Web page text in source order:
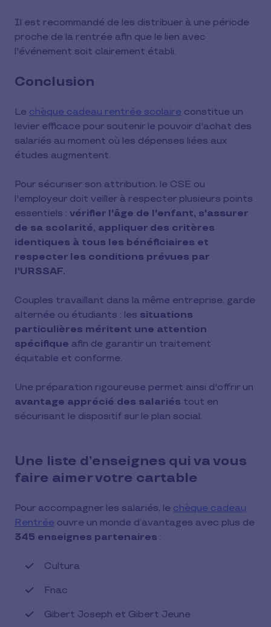
Il est recommandé de les distribuer à une période
proche de la rentrée afin que le lien avec
l'événement soit clairement établi.
Conclusion
Le chèque cadeau rentrée scolaire constitue un
levier efficace pour soutenir le pouvoir d'achat des
salariés au moment où les dépenses liées aux
études augmentent.
Pour sécuriser son attribution, le CSE ou
l'employeur doit veiller à respecter plusieurs points
essentiels : vérifier l'âge de l'enfant, s'assurer
de sa scolarité, appliquer des critères
identiques à tous les bénéficiaires et
respecter les conditions prévues par
l'URSSAF.
Couples travaillant dans la même entreprise, garde
alternée ou étudiants : les situations
particulières méritent une attention
spécifique afin de garantir un traitement
équitable et conforme.
Une préparation rigoureuse permet ainsi d'offrir un
avantage apprécié des salariés tout en
sécurisant le dispositif sur le plan social.
Une liste d’enseignes qui va vous
faire aimer votre cartable
Pour accompagner les salariés, le chèque cadeau
Rentrée ouvre un monde d’avantages avec plus de
345 enseignes partenaires :
Cultura
Fnac
Gibert Joseph et Gibert Jeune